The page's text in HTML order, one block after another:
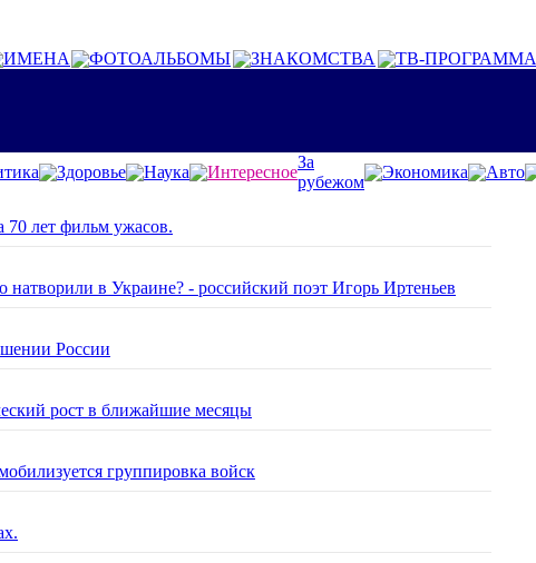
ИМЕНА ФОТОАЛЬБОМЫ ЗНАКОМСТВА ТВ-ПРОГРАММА
Здоровье Наука Интересное
За
рубежом
Экономика
Авто
70 лет фильм ужасов.
натворили в Украине? - российский поэт Игорь Иртеньев
России
рост в ближайшие месяцы
группировка войск